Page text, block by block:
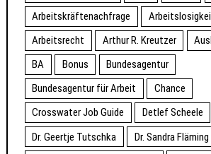
Arbeitskräftenachfrage
Arbeitsrecht
Arthur R. Kreutzer
BA
Bonus
Bundesagentur
Bundesagentur für Arbeit
Chance
Crosswater Job Guide
Detlef Scheele
Dr. Geertje Tutschka
Dr. Sandra Fläming